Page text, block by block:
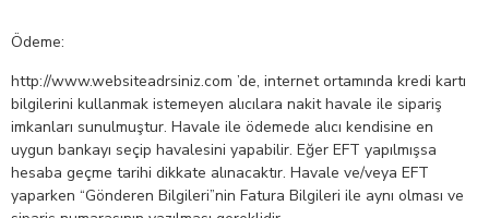
Ödeme:
http://www.websiteadrsiniz.com ’de, internet ortamında kredi kartı
bilgilerini kullanmak istemeyen alıcılara nakit havale ile sipariş
imkanları sunulmuştur. Havale ile ödemede alıcı kendisine en
uygun bankayı seçip havalesini yapabilir. Eğer EFT yapılmışsa
hesaba geçme tarihi dikkate alınacaktır. Havale ve/veya EFT
yaparken “Gönderen Bilgileri”nin Fatura Bilgileri ile aynı olması ve